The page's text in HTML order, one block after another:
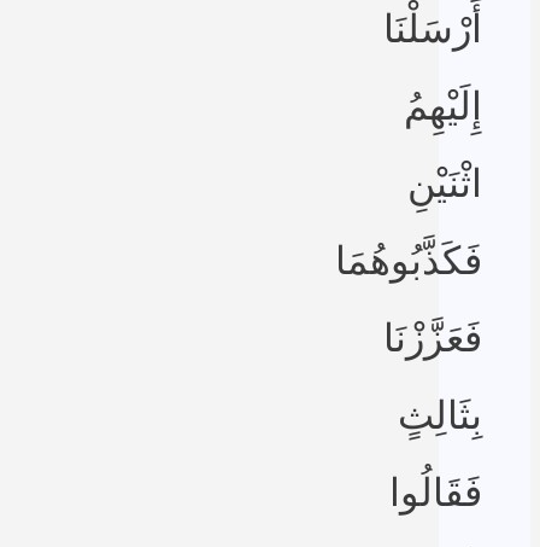
أَرْسَلْنَا
إِلَيْهِمُ
اثْنَيْنِ
فَكَذَّبُوهُمَا
فَعَزَّزْنَا
بِثَالِثٍ
فَقَالُوا